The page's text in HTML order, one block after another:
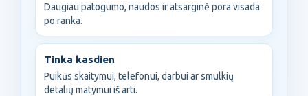
Daugiau patogumo, naudos ir atsarginė pora visada
po ranka.
Tinka kasdien
Puikūs skaitymui, telefonui, darbui ar smulkių
detalių matymui iš arti.